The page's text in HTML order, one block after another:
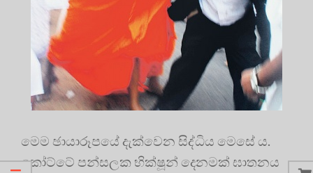
මෙම ඡායාරූපයේ දැක්වෙන සිද්ධිය මෙසේ ය.
කෝට්ටේ පන්සලක භික්ෂූන් දෙනමක් ඝාතනය